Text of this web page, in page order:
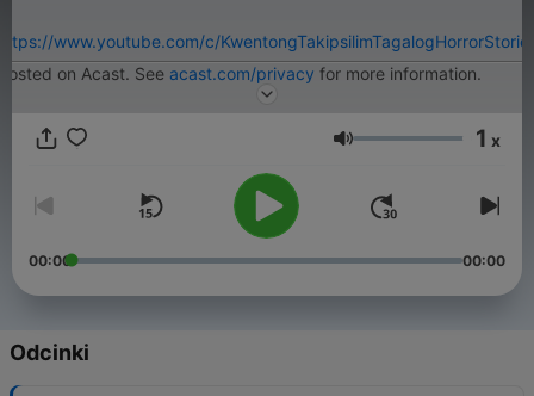
www.youtube.com/c/KwentongTakipsilimTagalogHorrorStorie
on Acast. See acast.com/privacy for more information.
Głośność 1 x
00:00 00:00
Odcinki